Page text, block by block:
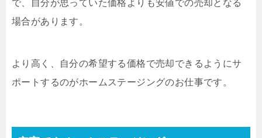
で、自分が思っていた価格よりも安値での売却となる
場合があります。
より高く、自分の希望する価格で売却できるようにサ
ポートするのがホームステージングのお仕事です。